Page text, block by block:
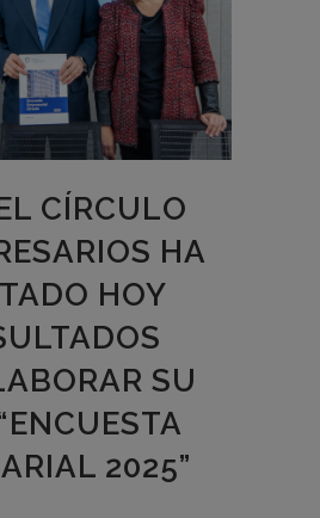
CÍRCULO
HA
HOY
SU
2025”